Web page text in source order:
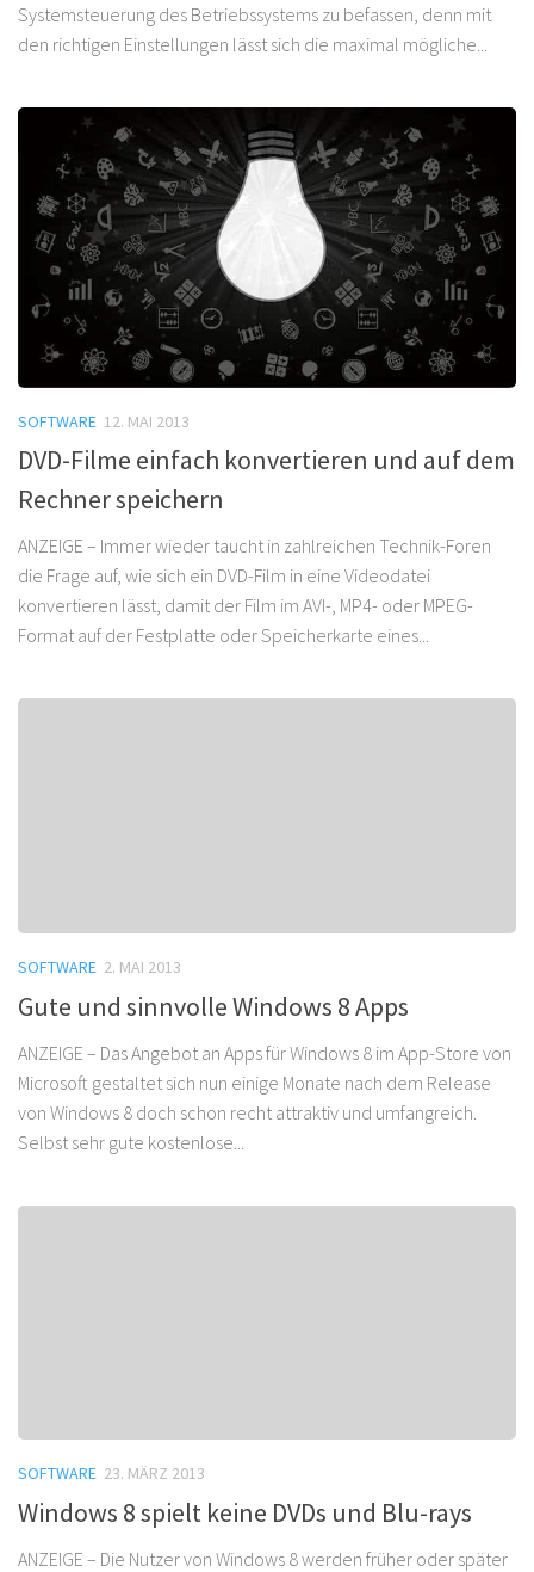
Systemsteuerung des Betriebssystems zu befassen, denn mit
den richtigen Einstellungen lässt sich die maximal mögliche...
SOFTWARE 12. MAI 2013
DVD-Filme einfach konvertieren und auf dem
Rechner speichern
ANZEIGE – Immer wieder taucht in zahlreichen Technik-Foren
die Frage auf, wie sich ein DVD-Film in eine Videodatei
konvertieren lässt, damit der Film im AVI-, MP4- oder MPEG-
Format auf der Festplatte oder Speicherkarte eines...
SOFTWARE 2. MAI 2013
Gute und sinnvolle Windows 8 Apps
ANZEIGE – Das Angebot an Apps für Windows 8 im App-Store von
Microsoft gestaltet sich nun einige Monate nach dem Release
von Windows 8 doch schon recht attraktiv und umfangreich.
Selbst sehr gute kostenlose...
SOFTWARE 23. MÄRZ 2013
Windows 8 spielt keine DVDs und Blu-rays
ANZEIGE – Die Nutzer von Windows 8 werden früher oder später